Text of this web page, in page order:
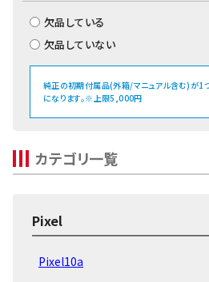
欠品している
欠品していない
純正の初期付属品(外箱/マニュアル含む)が1
になります。※上限5,000円
カテゴリ一覧
Pixel
Pixel10a